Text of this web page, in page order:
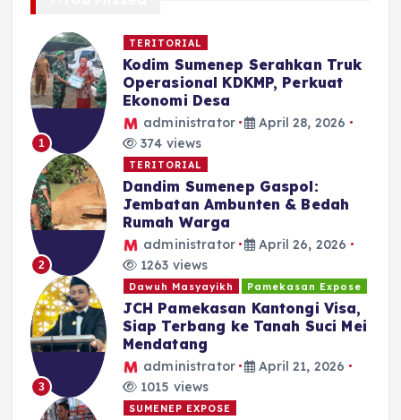
1
TERITORIAL
Kodim Sumenep Serahkan Truk
Operasional KDKMP, Perkuat
Ekonomi Desa
administrator
April 28, 2026
374 views
2
TERITORIAL
Dandim Sumenep Gaspol:
Jembatan Ambunten & Bedah
Rumah Warga
administrator
April 26, 2026
1263 views
3
Dawuh Masyayikh Pamekasan Expose
JCH Pamekasan Kantongi Visa,
Siap Terbang ke Tanah Suci Mei
Mendatang
administrator
April 21, 2026
1015 views
SUMENEP EXPOSE